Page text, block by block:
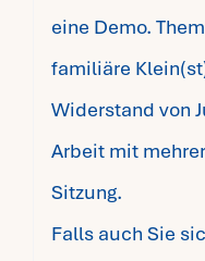
eine Demo.
familiäre
Widerstand von
Arbeit mit
Sitzung.
Falls auch Sie